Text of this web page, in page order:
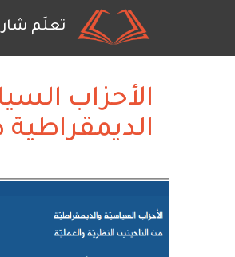
تعلَم
الأحزاب
الديمقراطية